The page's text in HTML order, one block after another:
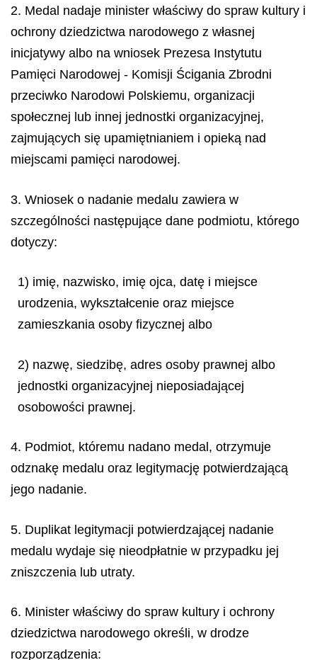
2. Medal nadaje minister właściwy do spraw kultury i
ochrony dziedzictwa narodowego z własnej
inicjatywy albo na wniosek Prezesa Instytutu
Pamięci Narodowej - Komisji Ścigania Zbrodni
przeciwko Narodowi Polskiemu, organizacji
społecznej lub innej jednostki organizacyjnej,
zajmujących się upamiętnianiem i opieką nad
miejscami pamięci narodowej.
3. Wniosek o nadanie medalu zawiera w
szczególności następujące dane podmiotu, którego
dotyczy:
1) imię, nazwisko, imię ojca, datę i miejsce
urodzenia, wykształcenie oraz miejsce
zamieszkania osoby fizycznej albo
2) nazwę, siedzibę, adres osoby prawnej albo
jednostki organizacyjnej nieposiadającej
osobowości prawnej.
4. Podmiot, któremu nadano medal, otrzymuje
odznakę medalu oraz legitymację potwierdzającą
jego nadanie.
5. Duplikat legitymacji potwierdzającej nadanie
medalu wydaje się nieodpłatnie w przypadku jej
zniszczenia lub utraty.
6. Minister właściwy do spraw kultury i ochrony
dziedzictwa narodowego określi, w drodze
rozporządzenia: